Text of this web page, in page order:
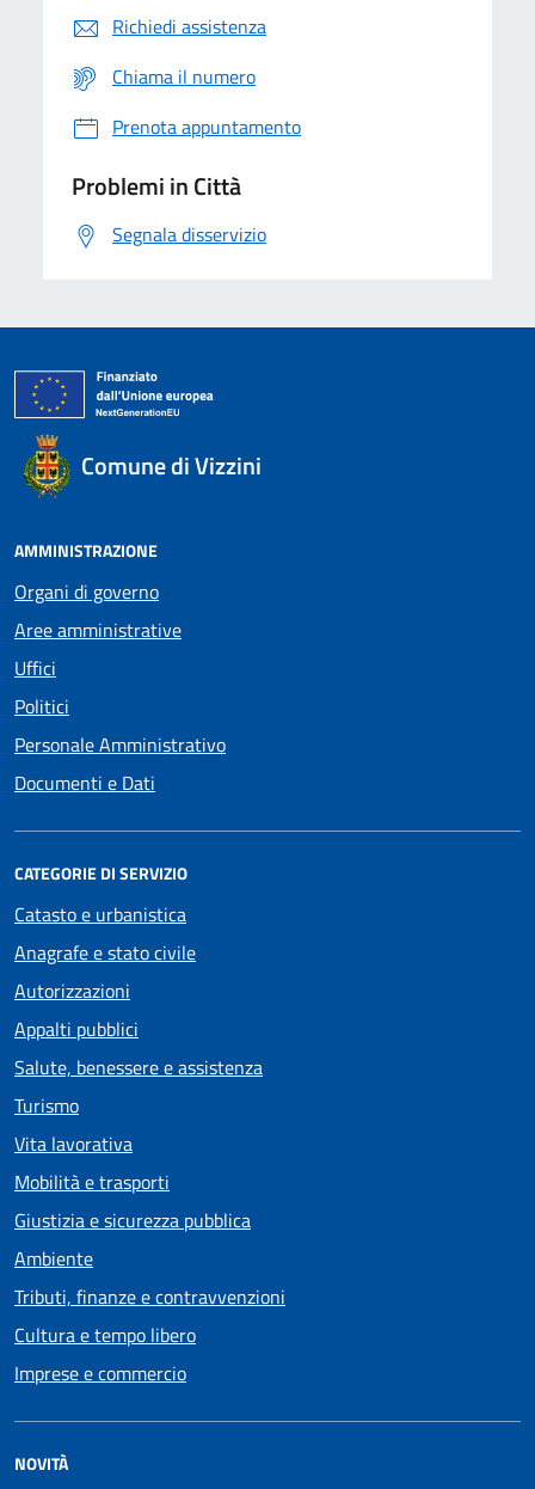
Richiedi assistenza
Chiama il numero
Prenota appuntamento
Problemi in Città
Segnala disservizio
Comune di Vizzini
AMMINISTRAZIONE
Organi di governo
Aree amministrative
Uffici
Politici
Personale Amministrativo
Documenti e Dati
CATEGORIE DI SERVIZIO
Catasto e urbanistica
Anagrafe e stato civile
Autorizzazioni
Appalti pubblici
Salute, benessere e assistenza
Turismo
Vita lavorativa
Mobilità e trasporti
Giustizia e sicurezza pubblica
Ambiente
Tributi, finanze e contravvenzioni
Cultura e tempo libero
Imprese e commercio
NOVITÀ